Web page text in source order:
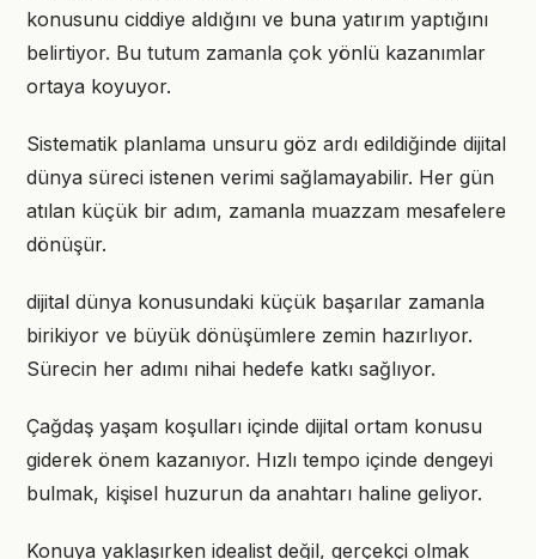
konusunu ciddiye aldığını ve buna yatırım yaptığını
belirtiyor. Bu tutum zamanla çok yönlü kazanımlar
ortaya koyuyor.
Sistematik planlama unsuru göz ardı edildiğinde dijital
dünya süreci istenen verimi sağlamayabilir. Her gün
atılan küçük bir adım, zamanla muazzam mesafelere
dönüşür.
dijital dünya konusundaki küçük başarılar zamanla
birikiyor ve büyük dönüşümlere zemin hazırlıyor.
Sürecin her adımı nihai hedefe katkı sağlıyor.
Çağdaş yaşam koşulları içinde dijital ortam konusu
giderek önem kazanıyor. Hızlı tempo içinde dengeyi
bulmak, kişisel huzurun da anahtarı haline geliyor.
Konuya yaklaşırken idealist değil, gerçekçi olmak